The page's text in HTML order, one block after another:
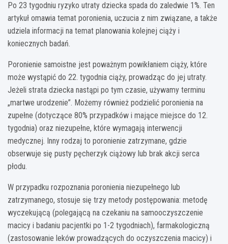
Po 23 tygodniu ryzyko utraty dziecka spada do zaledwie 1%. Ten
artykuł omawia temat poronienia, uczucia z nim związane, a także
udziela informacji na temat planowania kolejnej ciąży i
koniecznych badań.
Poronienie samoistne jest poważnym powikłaniem ciąży, które
może wystąpić do 22. tygodnia ciąży, prowadząc do jej utraty.
Jeżeli strata dziecka nastąpi po tym czasie, używamy terminu
„martwe urodzenie”. Możemy również podzielić poronienia na
zupełne (dotyczące 80% przypadków i mające miejsce do 12.
tygodnia) oraz niezupełne, które wymagają interwencji
medycznej. Inny rodzaj to poronienie zatrzymane, gdzie
obserwuje się pusty pęcherzyk ciążowy lub brak akcji serca
płodu.
W przypadku rozpoznania poronienia niezupełnego lub
zatrzymanego, stosuje się trzy metody postępowania: metodę
wyczekującą (polegającą na czekaniu na samooczyszczenie
macicy i badaniu pacjentki po 1-2 tygodniach), farmakologiczną
(zastosowanie leków prowadzących do oczyszczenia macicy) i